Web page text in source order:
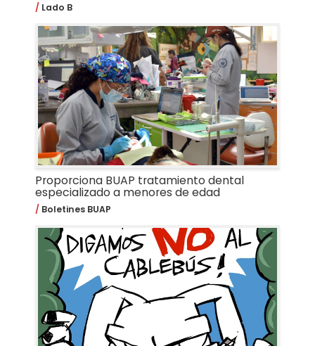
Lado B
Proporciona BUAP tratamiento dental
especializado a menores de edad
Boletines BUAP